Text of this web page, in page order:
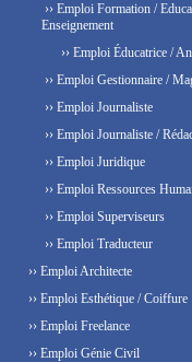
›› Emploi Formation /
Enseignement
›› Emploi Éducatrice /
›› Emploi Gestionnaire /
›› Emploi Journaliste
›› Emploi Journaliste /
›› Emploi Juridique
›› Emploi Ressources
›› Emploi Superviseurs
›› Emploi Traducteur
›› Emploi Architecte
›› Emploi Esthétique / Coiffure
›› Emploi Freelance
›› Emploi Génie Civil